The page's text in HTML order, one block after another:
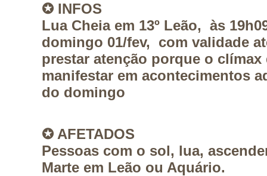
✪ INFOS
Lua Cheia em 13º Leão, às
domingo 01/fev, com validade
prestar atenção porque o
manifestar em acontecimentos
do domingo
✪ AFETADOS
Pessoas com o sol, lua,
Marte em Leão ou Aquário.